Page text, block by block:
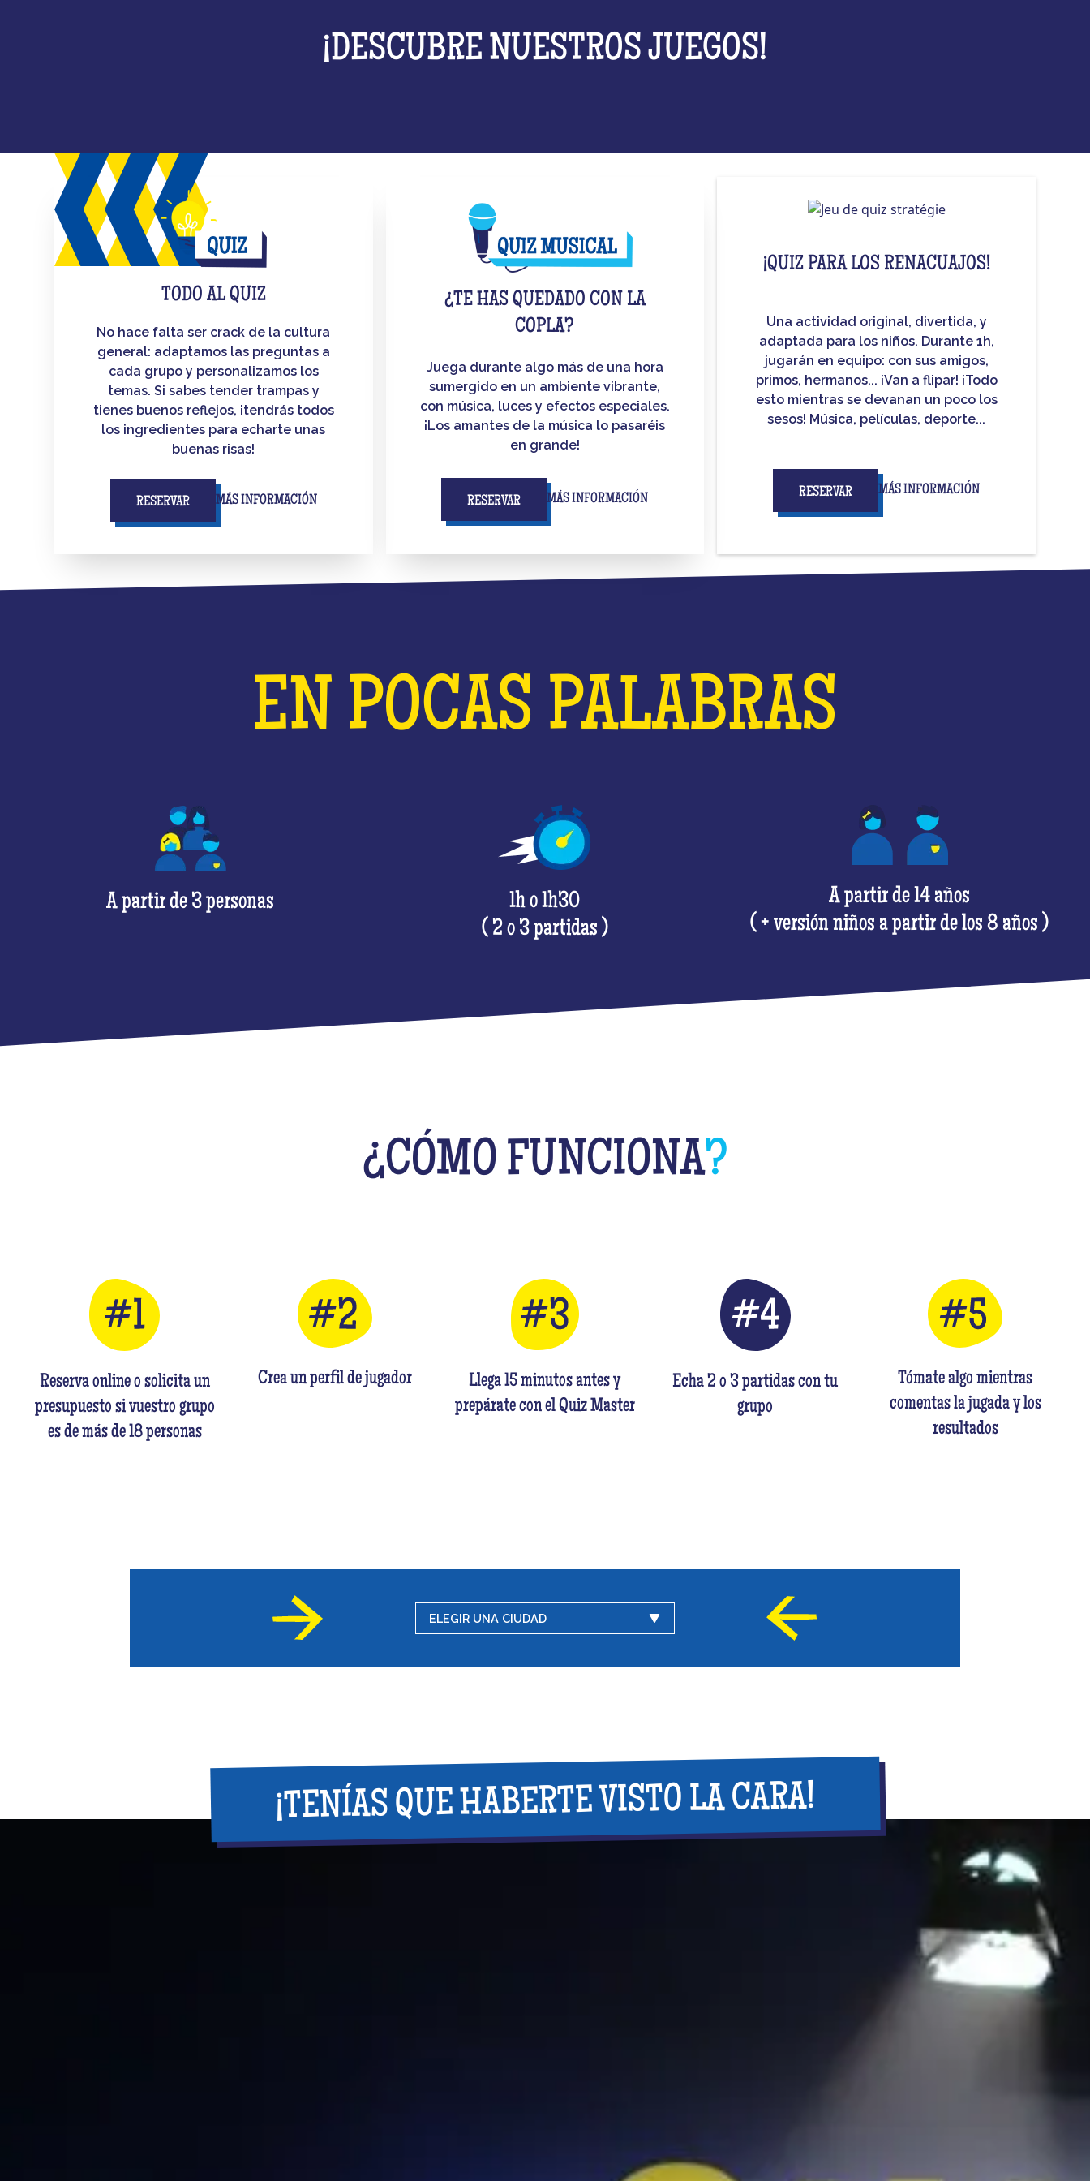
¡DESCUBRE NUESTROS JUEGOS!
TODO AL QUIZ
No hace falta ser crack de la cultura
general: adaptamos las preguntas a
cada grupo y personalizamos los
temas. Si sabes tender trampas y
tienes buenos reflejos, ¡tendrás todos
los ingredientes para echarte unas
buenas risas!
RESERVAR MÁS INFORMACIÓN
¿TE HAS QUEDADO CON LA
COPLA?
Juega durante algo más de una hora
sumergido en un ambiente vibrante,
con música, luces y efectos especiales.
¡Los amantes de la música lo pasaréis
en grande!
RESERVAR MÁS INFORMACIÓN
¡QUIZ PARA LOS RENACUAJOS!
Una actividad original, divertida, y
adaptada para los niños. Durante 1h,
jugarán en equipo: con sus amigos,
primos, hermanos... ¡Van a flipar! ¡Todo
esto mientras se devanan un poco los
sesos! Música, películas, deporte...
RESERVAR MÁS INFORMACIÓN
EN POCAS PALABRAS
A partir de 3 personas
1h o 1h30
( 2 o 3 partidas )
A partir de 14 años
( + versión niños a partir de los 8 años )
¿CÓMO FUNCIONA?
Reserva online o solicita un
presupuesto si vuestro grupo
es de más de 18 personas
Crea un perfil de jugador
Llega 15 minutos antes y
prepárate con el Quiz Master
Echa 2 o 3 partidas con tu
grupo
Tómate algo mientras
comentas la jugada y los
resultados
ELEGIR UNA CIUDAD
¡TENÍAS QUE HABERTE VISTO LA CARA!